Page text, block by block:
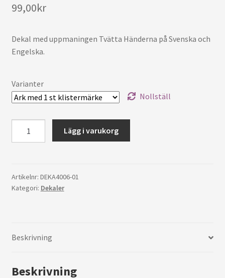
99,00kr
Dekal med uppmaningen Tvätta Händerna på Svenska och
Engelska.
Varianter
Nollställ
Tvätta
Lägg i varukorg
Artikelnr: DEKA4006-01
Kategori: Dekaler
Beskrivning
Beskrivning